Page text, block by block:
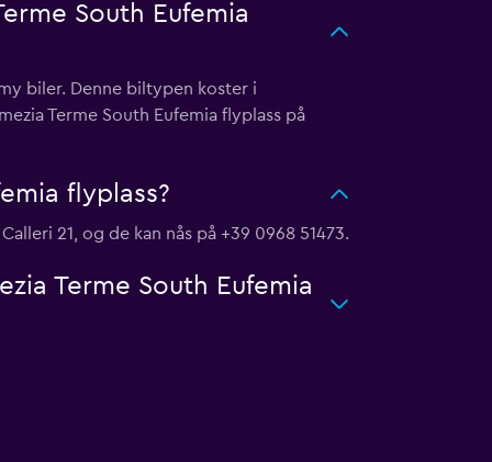
South Eufemia
biler. Denne biltypen koster i
Terme South Eufemia flyplass på
flyplass?
21, og de kan nås på +39 0968 51473.
Terme South Eufemia